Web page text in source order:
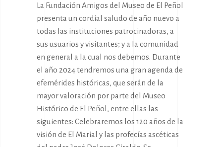
La Fundación Amigos del Museo de El Peñol
presenta un cordial saludo de año nuevo a
todas las instituciones patrocinadoras, a
sus usuarios y visitantes; y a la comunidad
en general a la cual nos debemos. Durante
el año 2024 tendremos una gran agenda de
efemérides históricas, que serán de la
mayor valoración por parte del Museo
Histórico de El Peñol, entre ellas las
siguientes: Celebraremos los 120 años de la
visión de El Marial y las profecías ascéticas